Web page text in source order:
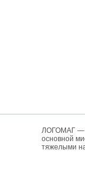
ЛОГОМАГ —
основной
тяжелыми